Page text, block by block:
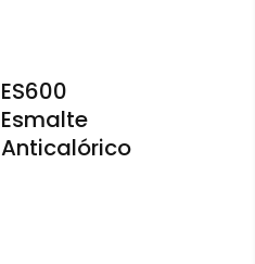
ES600
Esmalte
Anticalórico